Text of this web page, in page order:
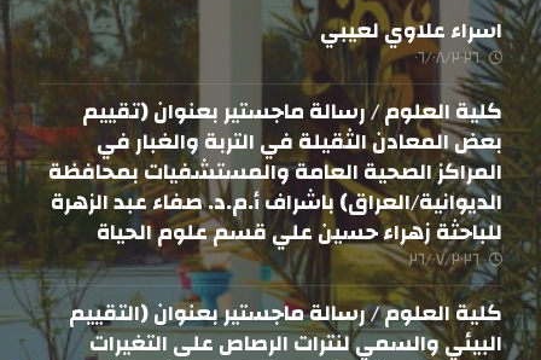
اسراء علاوي لعيبي
٠٦/٠٨/٢٠٢٦
كلية العلوم / رسالة ماجستير بعنوان (تقييم
بعض المعادن الثقيلة في التربة والغبار في
المراكز الصحية العامة والمستشفيات بمحافظة
الديوانية/العراق) باشراف أ.م.د. صفاء عبد الزهرة
للباحثة زهراء حسين علي قسم علوم الحياة
٢٦/٠٧/٢٠٢٦
كلية العلوم / رسالة ماجستير بعنوان (التقييم
البيئي والسمي لنترات الرصاص على التغيرات